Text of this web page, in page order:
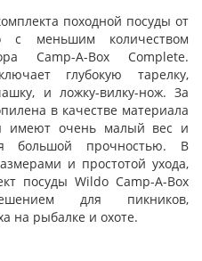
походной посуды от
с меньшим количеством
Camp-A-Box Complete.
глубокую тарелку,
и ложку-вилку-нож. За
в качестве материала
имеют очень малый вес и
большой прочностью. В
и простотой ухода,
посуды Wildo Camp-A-Box
для пикников,
на рыбалке и охоте.